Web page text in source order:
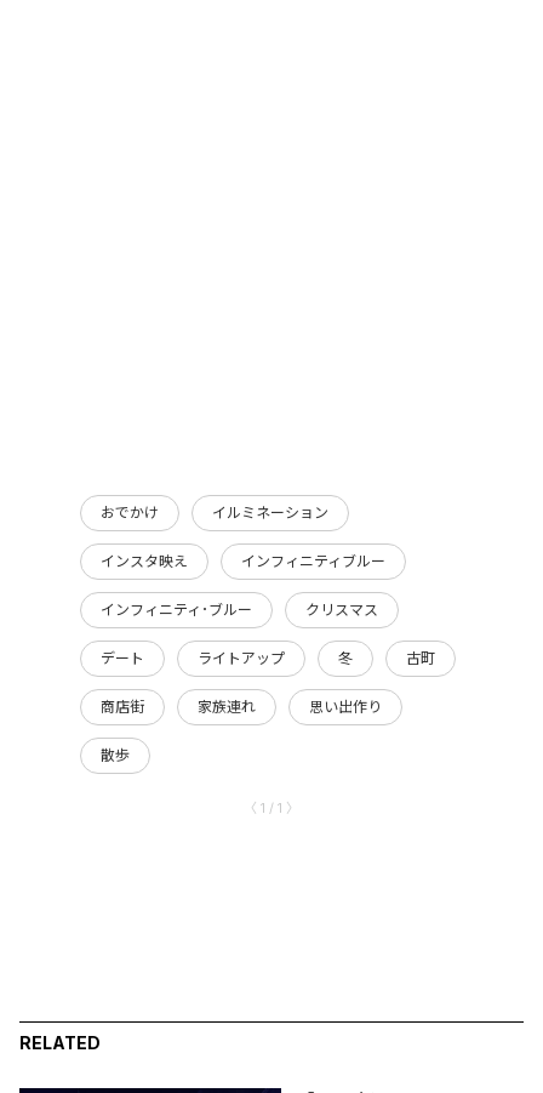
おでかけ イルミネーション
インスタ映え インフィニティブルー
インフィニティ･ブルー クリスマス
デート ライトアップ 冬 古町
商店街 家族連れ 思い出作り
散歩
〈 1 / 1 〉
RELATED